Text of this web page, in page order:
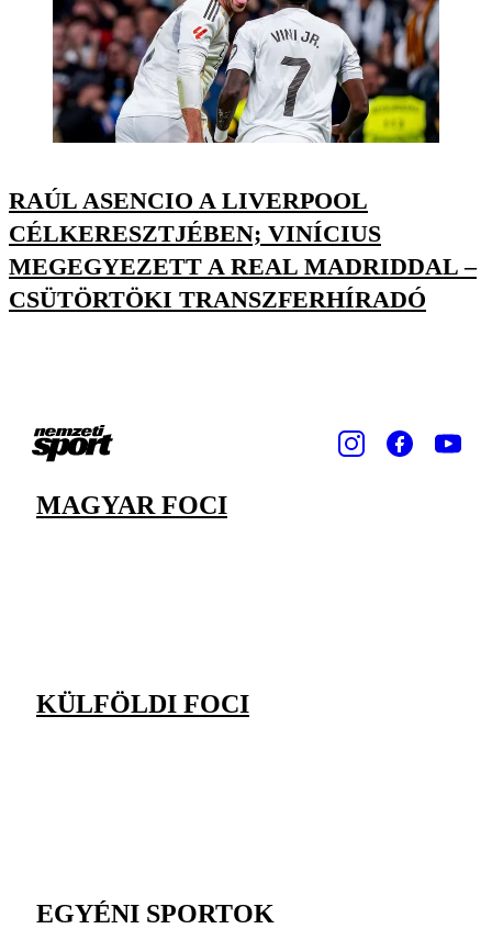
RAÚL ASENCIO A LIVERPOOL
CÉLKERESZTJÉBEN; VINÍCIUS
MEGEGYEZETT A REAL MADRIDDAL –
CSÜTÖRTÖKI TRANSZFERHÍRADÓ
MAGYAR FOCI
KÜLFÖLDI FOCI
EGYÉNI SPORTOK